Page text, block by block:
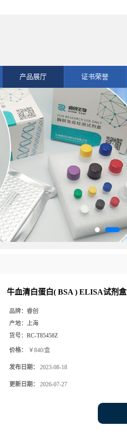
产品展厅 证书荣誉
牛血清白蛋白( BSA ) ELISA试剂盒
品牌： 睿创
产地：
上海
货号： RC-T85458Z
价格： ￥840/盒
发布日期： 2023-08-18
更新日期： 2026-07-27